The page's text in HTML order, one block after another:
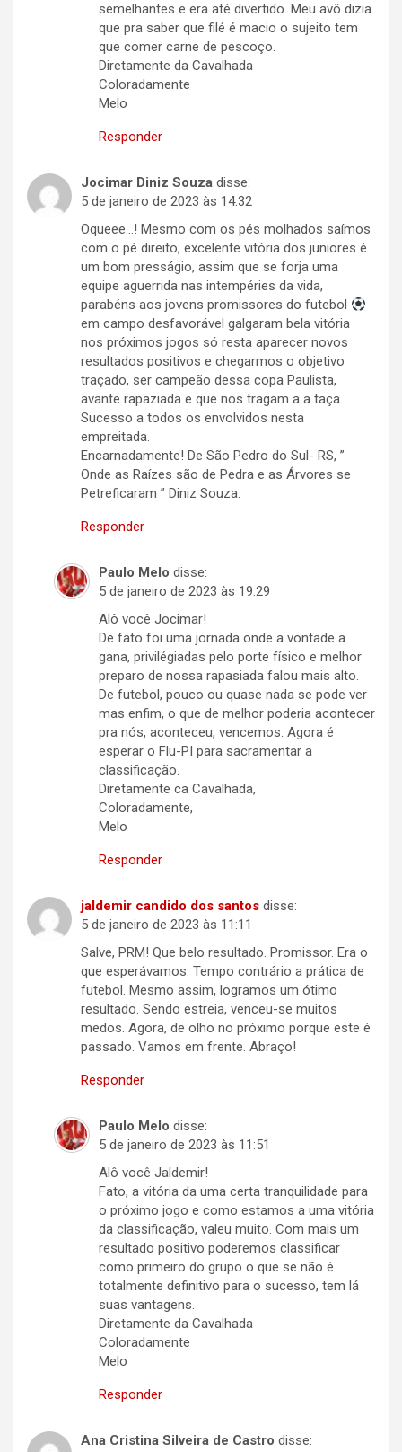
semelhantes e era até divertido. Meu avô dizia
que pra saber que filé é macio o sujeito tem
que comer carne de pescoço.
Diretamente da Cavalhada
Coloradamente
Melo
Responder
Jocimar Diniz Souza disse:
5 de janeiro de 2023 às 14:32
Oqueee…! Mesmo com os pés molhados saímos
com o pé direito, excelente vitória dos juniores é
um bom presságio, assim que se forja uma
equipe aguerrida nas intempéries da vida,
parabéns aos jovens promissores do futebol
em campo desfavorável galgaram bela vitória
nos próximos jogos só resta aparecer novos
resultados positivos e chegarmos o objetivo
traçado, ser campeão dessa copa Paulista,
avante rapaziada e que nos tragam a a taça.
Sucesso a todos os envolvidos nesta
empreitada.
Encarnadamente! De São Pedro do Sul- RS, ”
Onde as Raízes são de Pedra e as Árvores se
Petreficaram ” Diniz Souza.
Responder
Paulo Melo disse:
5 de janeiro de 2023 às 19:29
Alô você Jocimar!
De fato foi uma jornada onde a vontade a
gana, privilégiadas pelo porte físico e melhor
preparo de nossa rapasiada falou mais alto.
De futebol, pouco ou quase nada se pode ver
mas enfim, o que de melhor poderia acontecer
pra nós, aconteceu, vencemos. Agora é
esperar o Flu-PI para sacramentar a
classificação.
Diretamente ca Cavalhada,
Coloradamente,
Melo
Responder
jaldemir candido dos santos disse:
5 de janeiro de 2023 às 11:11
Salve, PRM! Que belo resultado. Promissor. Era o
que esperávamos. Tempo contrário a prática de
futebol. Mesmo assim, logramos um ótimo
resultado. Sendo estreia, venceu-se muitos
medos. Agora, de olho no próximo porque este é
passado. Vamos em frente. Abraço!
Responder
Paulo Melo disse:
5 de janeiro de 2023 às 11:51
Alô você Jaldemir!
Fato, a vitória da uma certa tranquilidade para
o próximo jogo e como estamos a uma vitória
da classificação, valeu muito. Com mais um
resultado positivo poderemos classificar
como primeiro do grupo o que se não é
totalmente definitivo para o sucesso, tem lá
suas vantagens.
Diretamente da Cavalhada
Coloradamente
Melo
Responder
Ana Cristina Silveira de Castro disse: